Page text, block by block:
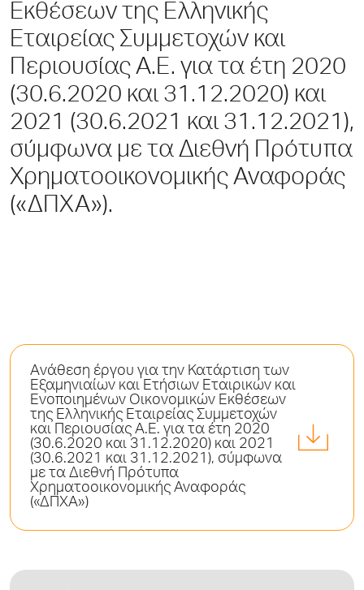
Εκθέσεων της Ελληνικής
Εταιρείας Συμμετοχών και
Περιουσίας Α.Ε. για τα έτη 2020
(30.6.2020 και 31.12.2020) και
2021 (30.6.2021 και 31.12.2021),
σύμφωνα με τα Διεθνή Πρότυπα
Χρηματοοικονομικής Αναφοράς
(«ΔΠΧΑ»).
Aνάθεση έργου για την Κατάρτιση των
Εξαμηνιαίων και Ετήσιων Εταιρικών και
Ενοποιημένων Οικονομικών Εκθέσεων
της Ελληνικής Εταιρείας Συμμετοχών
και Περιουσίας Α.Ε. για τα έτη 2020
(30.6.2020 και 31.12.2020) και 2021
(30.6.2021 και 31.12.2021), σύμφωνα
με τα Διεθνή Πρότυπα
Χρηματοοικονομικής Αναφοράς
(«ΔΠΧΑ»)